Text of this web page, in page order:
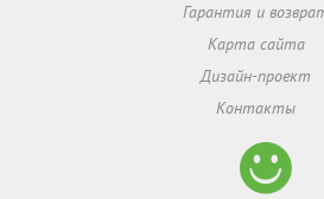
Гарантия и
Карта сайта
Дизайн-проект
Контакты